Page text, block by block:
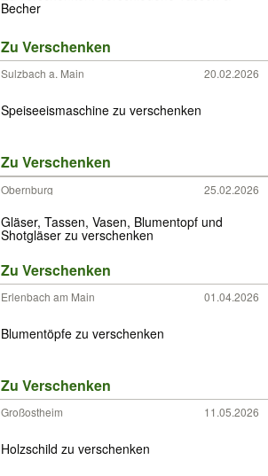
Becher
Zu Verschenken
Sulzbach a. Main 20.02.2026
Speiseeismaschine zu verschenken
Zu Verschenken
Obernburg 25.02.2026
Gläser, Tassen, Vasen, Blumentopf und
Shotgläser zu verschenken
Zu Verschenken
Erlenbach am Main 01.04.2026
Blumentöpfe zu verschenken
Zu Verschenken
Großostheim 11.05.2026
Holzschild zu verschenken